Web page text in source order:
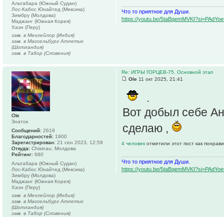
Что то приятное для Души.
https://youtu.be/
Альтабара (Южный Судан)
Лос-Кабос Юнайтед (Мексика)
Зимбру (Молдова)
Маджанг (Южная Корея)
Хаэн (Перу)
зам. в Менгейлор (Индия)
зам. в Массельбург Атлетик
(Шотландия)
зам. в Табор (Словения)
Re: ИГРЫ ГОРЦЕВ-75. Основной этап
Ole 11 окт 2025, 21:41
.
Вот добыл себе
сделаю ,
4 человек отметили этот пост как
Что то приятное для Души.
https://youtu.be/
Ole
Знаток
Сообщений: 2619
Благодарностей: 1900
Зарегистрирован: 21 сен 2023, 12:59
Откуда: Chisinau, Молдова
Рейтинг: 680
Альтабара (Южный Судан)
Лос-Кабос Юнайтед (Мексика)
Зимбру (Молдова)
Маджанг (Южная Корея)
Хаэн (Перу)
зам. в Менгейлор (Индия)
зам. в Массельбург Атлетик
(Шотландия)
зам. в Табор (Словения)